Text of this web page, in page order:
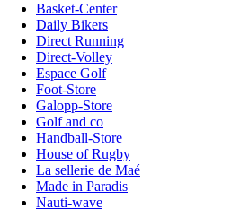
Basket-Center
Daily Bikers
Direct Running
Direct-Volley
Espace Golf
Foot-Store
Galopp-Store
Golf and co
Handball-Store
House of Rugby
La sellerie de Maé
Made in Paradis
Nauti-wave